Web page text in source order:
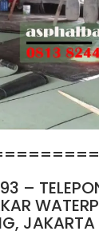
–
JAKARTA